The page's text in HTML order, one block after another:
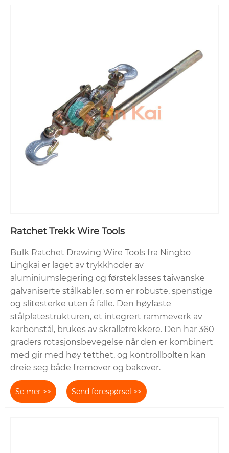
Ratchet Trekk Wire Tools
Bulk Ratchet Drawing Wire Tools fra Ningbo
Lingkai er laget av trykkhoder av
aluminiumslegering og førsteklasses taiwanske
galvaniserte stålkabler, som er robuste, spenstige
og slitesterke uten å falle. Den høyfaste
stålplatestrukturen, et integrert rammeverk av
karbonstål, brukes av skralletrekkere. Den har 360
graders rotasjonsbevegelse når den er kombinert
med gir med høy tetthet, og kontrollbolten kan
dreie seg både fremover og bakover.
Se mer >> Send forespørsel >>